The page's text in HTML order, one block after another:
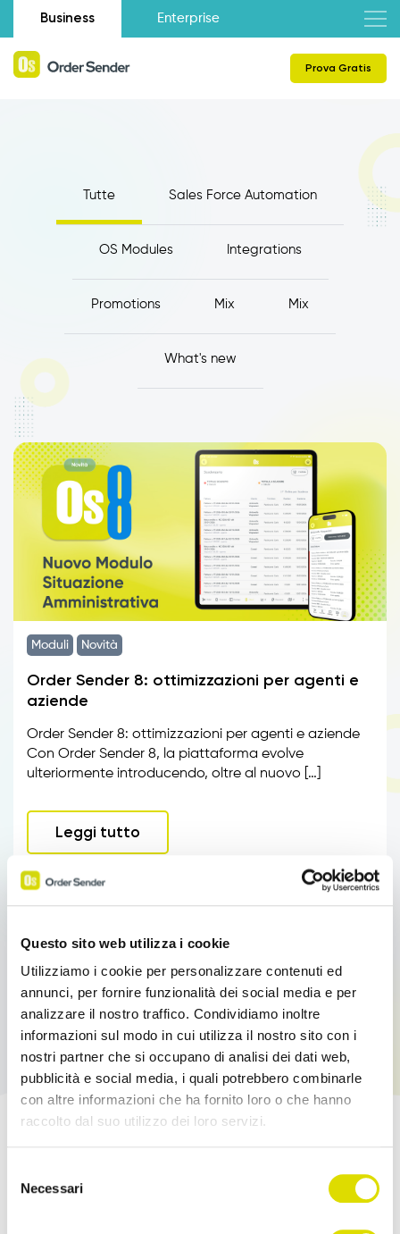
Questo sito web utilizza i cookie
Utilizziamo i cookie per personalizzare contenuti ed
annunci, per fornire funzionalità dei social media e per
analizzare il nostro traffico. Condividiamo inoltre
informazioni sul modo in cui utilizza il nostro sito con i
nostri partner che si occupano di analisi dei dati web,
pubblicità e social media, i quali potrebbero combinarle
con altre informazioni che ha fornito loro o che hanno
raccolto dal suo utilizzo dei loro servizi.
all'informativa:
https://www.ordersender.com/cookie-
delNecessari
Business Enterprise
Prova Gratis
Tutte Sales Force Automation
OS Modules Integrations
Promotions Mix Mix
What's new
Moduli Novità
Order Sender 8: ottimizzazioni per agenti e
aziende
Order Sender 8: ottimizzazioni per agenti e aziende
Con Order Sender 8, la piattaforma evolve
ulteriormente introducendo, oltre al nuovo […]
Leggi tutto